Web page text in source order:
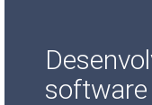
software